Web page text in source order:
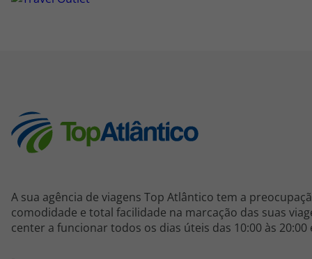
A sua agência de viagens Top Atlântico tem a
comodidade e total facilidade na marcação das suas
center a funcionar todos os dias úteis das 10:00 às 20:00